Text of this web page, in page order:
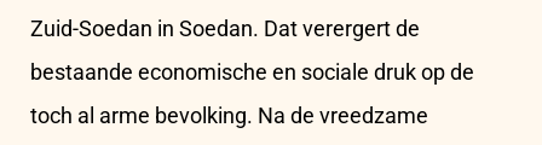
Zuid-Soedan in Soedan. Dat verergert de
bestaande economische en sociale druk op de
toch al arme bevolking. Na de vreedzame